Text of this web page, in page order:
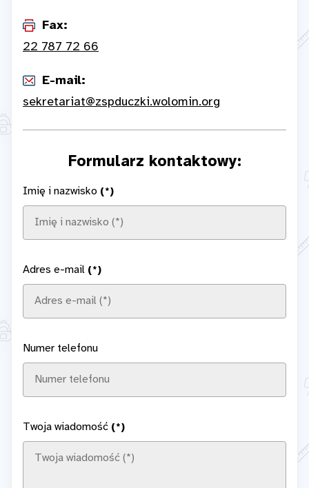
Fax:
22 787 72 66
E-mail:
sekretariat@zspduczki.wolomin.org
Formularz kontaktowy:
Imię i nazwisko (*)
Adres e-mail (*)
Numer telefonu
Twoja wiadomość (*)